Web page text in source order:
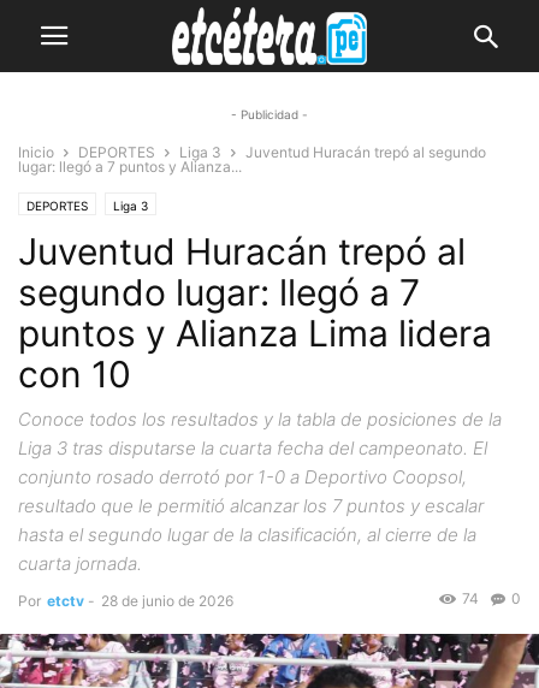
- Publicidad -
Inicio DEPORTES Liga 3
Juventud Huracán trepó al segundo
lugar: llegó a 7 puntos y Alianza...
DEPORTES Liga 3
Juventud Huracán trepó al
segundo lugar: llegó a 7
puntos y Alianza Lima lidera
con 10
Conoce todos los resultados y la tabla de posiciones de la
Liga 3 tras disputarse la cuarta fecha del campeonato. El
conjunto rosado derrotó por 1-0 a Deportivo Coopsol,
resultado que le permitió alcanzar los 7 puntos y escalar
hasta el segundo lugar de la clasificación, al cierre de la
cuarta jornada.
Por etctv - 28 de junio de 2026 0
74